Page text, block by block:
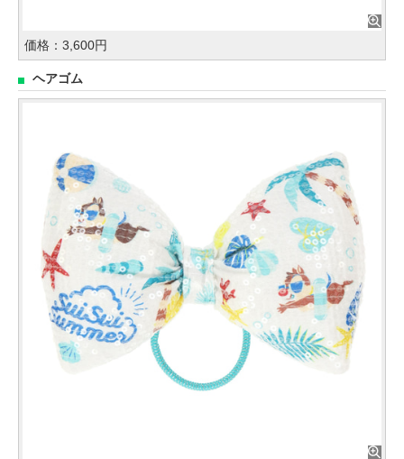
価格：3,600円
ヘアゴム